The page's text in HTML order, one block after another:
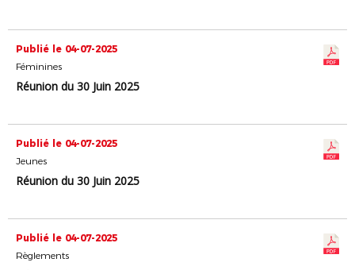
Publié le 04-07-2025
Féminines
Réunion du 30 Juin 2025
Publié le 04-07-2025
Jeunes
Réunion du 30 Juin 2025
Publié le 04-07-2025
Règlements